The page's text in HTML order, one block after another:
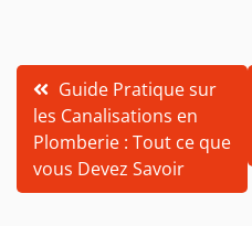
Navigation
de
l’article
Guide Pratique sur
les Canalisations en
Plomberie : Tout ce que
vous Devez Savoir